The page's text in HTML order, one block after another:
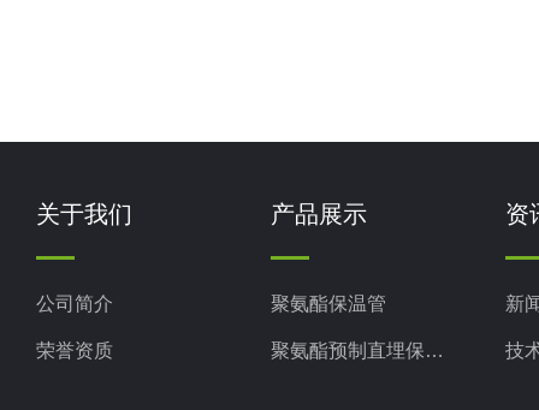
关于我们
公司简介
荣誉资质
产品展示
聚氨酯保温管
聚氨酯预制直埋保温管
资
新
技